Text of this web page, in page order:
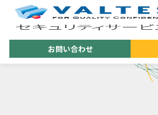
お問い合わせ